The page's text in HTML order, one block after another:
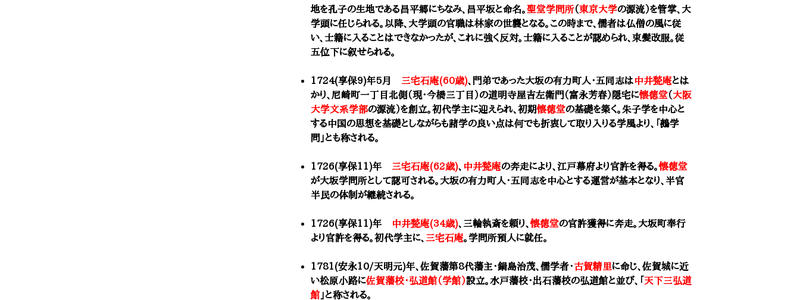
地を孔子の生地である昌平郷にちなみ、昌平坂と命名。聖堂学問所（東京大学の源流）を管掌、大
学頭に任じられる。以降、大学頭の官職は林家の世襲となる。この時まで、儒者は仏僧の風に従
い、士籍に入ることはできなかったが、これに強く反対。士籍に入ることが認められ、束髪改服。従
五位下に叙せられる。
1724(享保9)年5月 三宅石庵(60歳)、門弟であった大坂の有力町人・五同志は中井甃庵とは
かり、尼崎町一丁目北側（現・今橋三丁目）の道明寺屋吉左衛門（富永芳春）隠宅に懐徳堂（大阪
大学文系学部の源流）を創立。初代学主に迎えられ、初期懐徳堂の基礎を築く。朱子学を中心と
する中国の思想を基礎としながらも諸学の良い点は何でも折衷して取り入りる学風より、「鵺学
問」とも称される。
1726(享保11)年 三宅石庵(62歳)、 中井甃庵の奔走により、江戸幕府より官許を得る。懐徳堂
が大坂学問所として認可される。大坂の有力町人・五同志を中心とする運営が基本となり、半官
半民の体制が継続される。
1726(享保11)年 中井甃庵(34歳)、三輪執斎を頼り、懐徳堂の官許獲得に奔走。大坂町奉行
より官許を得る。初代学主に、 三宅石庵。学問所預人に就任。
1781(安永10/天明元)年、佐賀藩第8代藩主・鍋島治茂、儒学者・古賀精里に命じ、佐賀城に近
い松原小路に佐賀藩校・弘道館（学館）設立。水戸藩校・出石藩校の弘道館と並び、「 天下三弘道
館 」と称される。